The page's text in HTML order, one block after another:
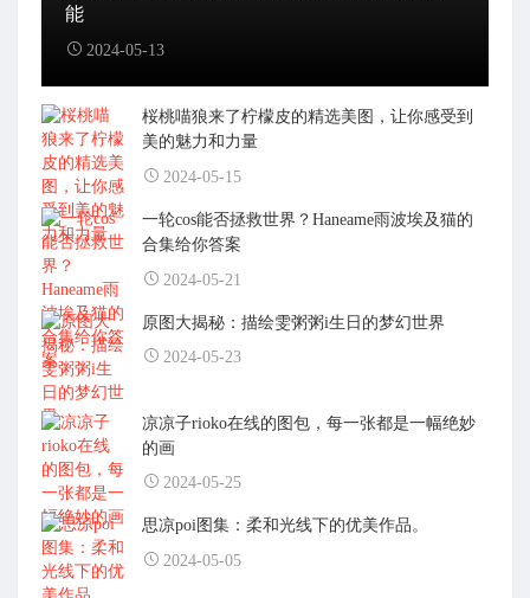
能
2024-05-13
桜桃喵狼来了柠檬皮的精选美图，让你感受到
美的魅力和力量
2024-05-15
一轮cos能否拯救世界？Haneame雨波埃及猫的
合集给你答案
2024-05-21
原图大揭秘：描绘雯粥粥i生日的梦幻世界
2024-05-23
凉凉子rioko在线的图包，每一张都是一幅绝妙
的画
2024-05-25
思凉poi图集：柔和光线下的优美作品。
2024-05-05